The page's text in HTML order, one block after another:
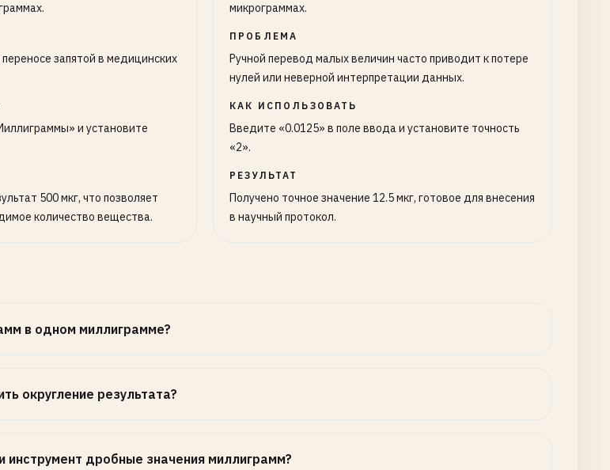
запятой в медицинских
и установите
500 мкг, что позволяет
количество вещества.
микрограммах.
ПРОБЛЕМА
Ручной перевод малых величин часто приводит к потере
нулей или неверной интерпретации данных.
КАК ИСПОЛЬЗОВАТЬ
Введите «0.0125» в поле ввода и установите точность
«2».
РЕЗУЛЬТАТ
Получено точное значение 12.5 мкг, готовое для внесения
в научный протокол.
в одном миллиграмме?
округление результата?
дробные значения миллиграмм?